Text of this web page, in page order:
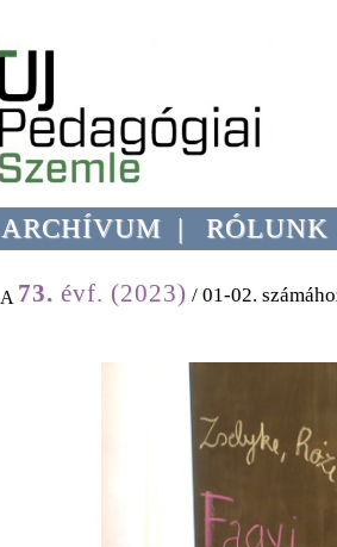
ARCHÍVUM | RÓLUNK
A 73. évf. (2023) / 01-02.